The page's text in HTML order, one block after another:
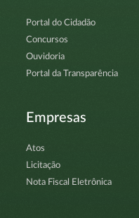
Portal do Cidadão
Concursos
Ouvidoria
Portal da Transparência
Empresas
Atos
Licitação
Nota Fiscal Eletrônica